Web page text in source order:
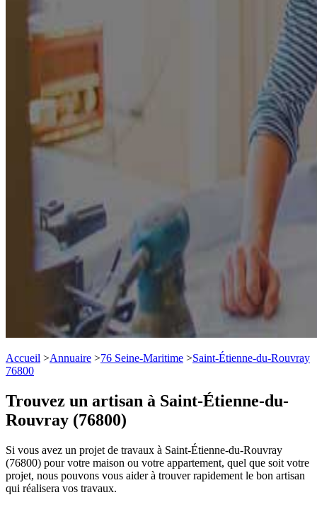
Accueil >Annuaire >76 Seine-Maritime >Saint-Étienne-du-Rouvray
76800
Trouvez un artisan à Saint-Étienne-du-
Rouvray (76800)
Si vous avez un projet de travaux à Saint-Étienne-du-Rouvray
(76800) pour votre maison ou votre appartement, quel que soit votre
projet, nous pouvons vous aider à trouver rapidement le bon artisan
qui réalisera vos travaux.